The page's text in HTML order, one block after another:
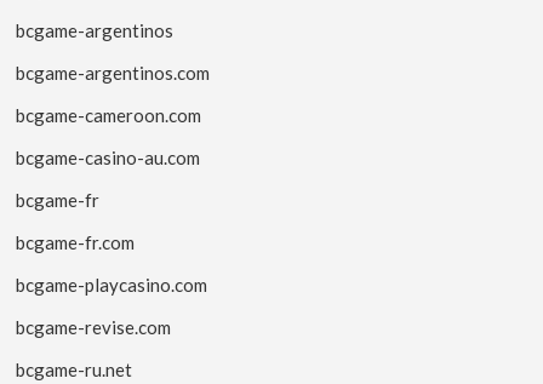
bcgame-argentinos
bcgame-argentinos.com
bcgame-cameroon.com
bcgame-casino-au.com
bcgame-fr
bcgame-fr.com
bcgame-playcasino.com
bcgame-revise.com
bcgame-ru.net